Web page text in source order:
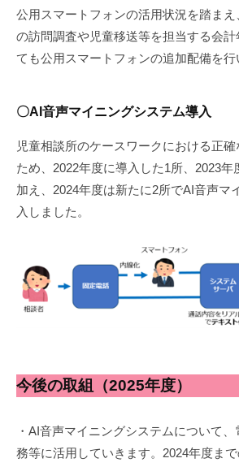
公用スマートフォンの活用状況を踏ま
の訪問調査や児童移送等を担当する会
ても公用スマートフォンの追加配備を行
〇AI音声マイニングシステム導入
児童相談所のケースワークにおける正
ため、2022年度に導入した1所、2023年
加え、2024年度は新たに2所でAI音声マ
入しました。
今後の取組（2025年度）
・AI音声マイニングシステムについて
務等に活用していきます。2024年度ま